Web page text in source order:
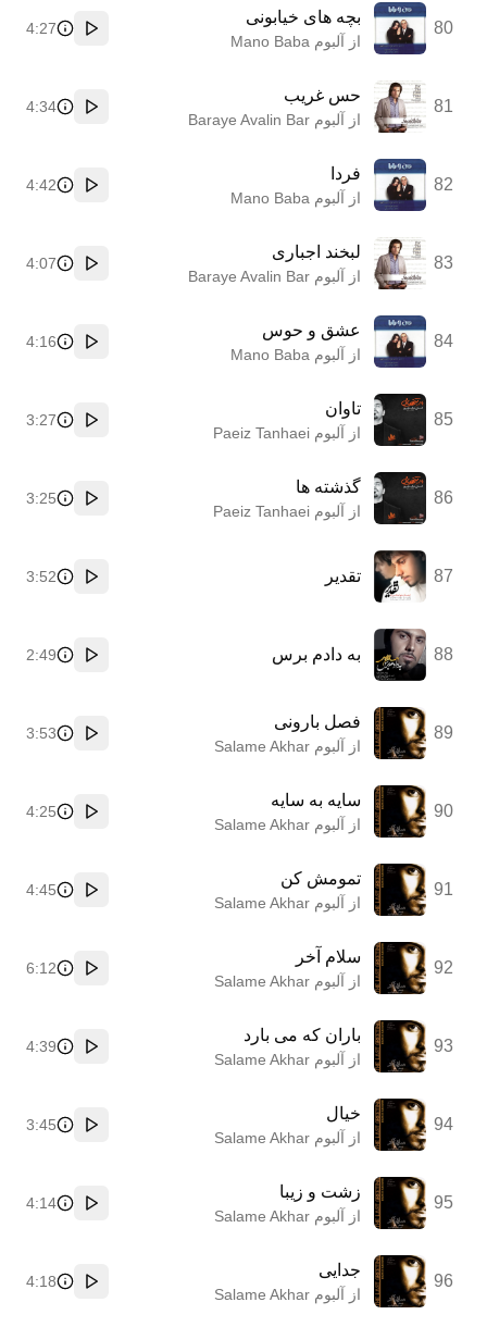
80
بچه های خیابونی
از آلبوم Mano Baba پخش
4:27
81
حس غریب
از آلبوم Baraye Avalin Bar پخش
4:34
82
فردا
از آلبوم Mano Baba پخش
4:42
83
لبخند اجباری
از آلبوم Baraye Avalin Bar پخش
4:07
84
عشق و حوس
از آلبوم Mano Baba پخش
4:16
85
تاوان
از آلبوم Paeiz Tanhaei پخش
3:27
86
گذشته ها
از آلبوم Paeiz Tanhaei پخش
3:25
87 تقدیر
پخش
3:52
88 به دادم برس
پخش
2:49
89
فصل بارونی
از آلبوم Salame Akhar پخش
3:53
90
سایه به سایه
از آلبوم Salame Akhar پخش
4:25
91
تمومش کن
از آلبوم Salame Akhar پخش
4:45
92
سلام آخر
از آلبوم Salame Akhar پخش
6:12
93
باران که می بارد
از آلبوم Salame Akhar پخش
4:39
94
خیال
از آلبوم Salame Akhar پخش
3:45
95
زشت و زیبا
از آلبوم Salame Akhar پخش
4:14
96
جدایی
از آلبوم Salame Akhar پخش
4:18